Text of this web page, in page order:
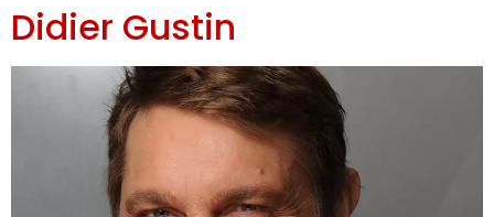
Didier Gustin